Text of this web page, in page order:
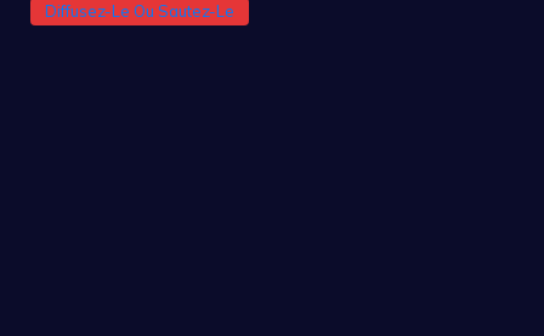
Diffusez-Le Ou Sautez-Le